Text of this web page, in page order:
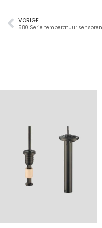
VORIGE
580 Serie temperatuur sensoren